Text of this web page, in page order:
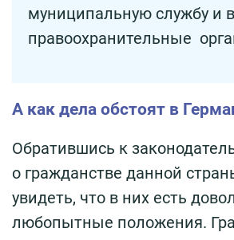
муниципальную службу и в
правоохранительные
А как дела обстоят в
Обратившись к
о гражданстве данной
увидеть, что в них есть
любопытные положения.